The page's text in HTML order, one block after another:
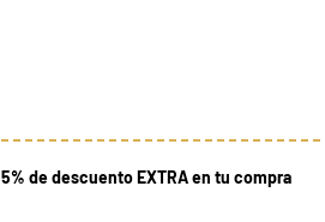
de descuento EXTRA en tu compra